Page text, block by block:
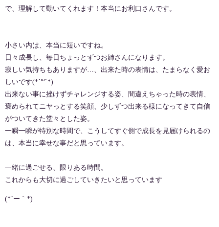
で、理解して動いてくれます！本当にお利口さんです。
小さい内は、本当に短いですね。
日々成長し、毎日ちょっとずつお姉さんになります。
寂しい気持ちもありますが…、出来た時の表情は、たまらなく愛お
しいです(*´꒳`*)
出来ない事に挫けずチャレンジする姿、間違えちゃった時の表情、
褒められてニヤっとする笑顔、少しずつ出来る様になってきて自信
がついてきた堂々とした姿。
一瞬一瞬が特別な時間で、こうしてすぐ側で成長を見届けられるの
は、本当に幸せな事だと思っています。
一緒に過ごせる、限りある時間。
これからも大切に過ごしていきたいと思っています
(*´ー｀*)